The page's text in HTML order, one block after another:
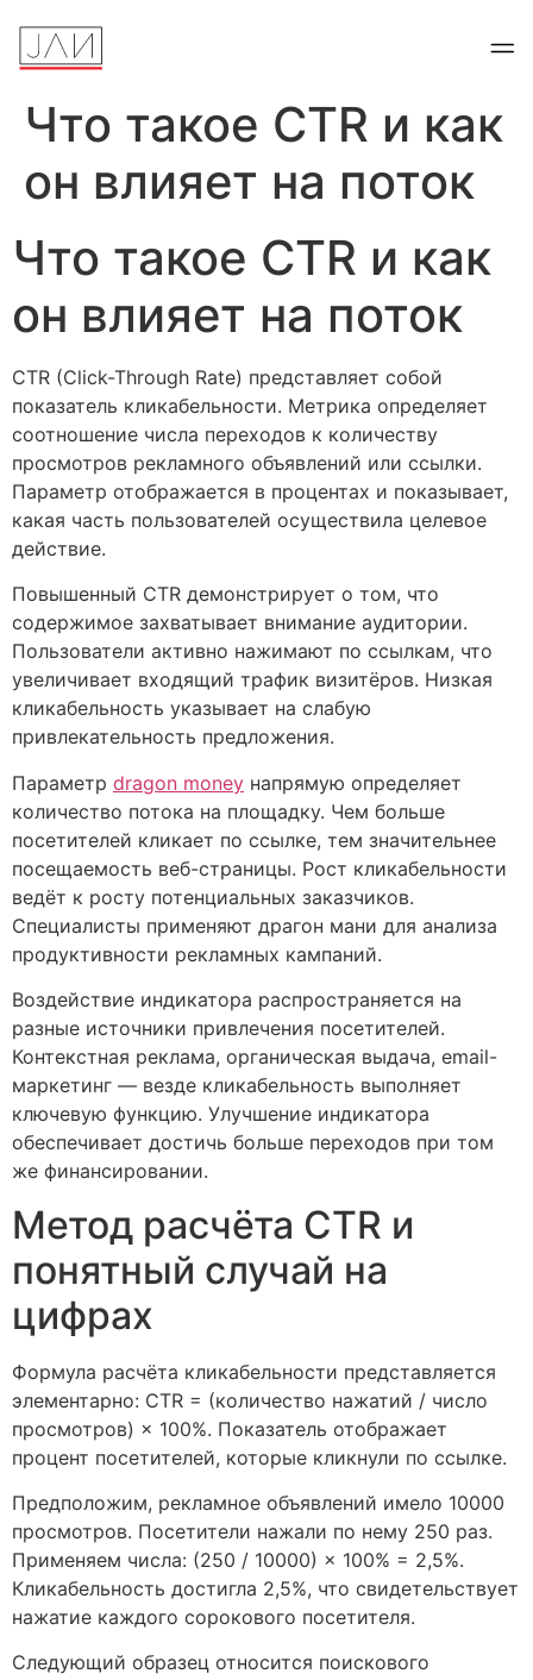
Что такое CTR и как
он влияет на поток
Что такое CTR и как
он влияет на поток
CTR (Click-Through Rate) представляет собой
показатель кликабельности. Метрика определяет
соотношение числа переходов к количеству
просмотров рекламного объявлений или ссылки.
Параметр отображается в процентах и показывает,
какая часть пользователей осуществила целевое
действие.
Повышенный CTR демонстрирует о том, что
содержимое захватывает внимание аудитории.
Пользователи активно нажимают по ссылкам, что
увеличивает входящий трафик визитёров. Низкая
кликабельность указывает на слабую
привлекательность предложения.
Параметр dragon money напрямую определяет
количество потока на площадку. Чем больше
посетителей кликает по ссылке, тем значительнее
посещаемость веб-страницы. Рост кликабельности
ведёт к росту потенциальных заказчиков.
Специалисты применяют драгон мани для анализа
продуктивности рекламных кампаний.
Воздействие индикатора распространяется на
разные источники привлечения посетителей.
Контекстная реклама, органическая выдача, email-
маркетинг — везде кликабельность выполняет
ключевую функцию. Улучшение индикатора
обеспечивает достичь больше переходов при том
же финансировании.
Метод расчёта CTR и
понятный случай на
цифрах
Формула расчёта кликабельности представляется
элементарно: CTR = (количество нажатий / число
просмотров) × 100%. Показатель отображает
процент посетителей, которые кликнули по ссылке.
Предположим, рекламное объявлений имело 10000
просмотров. Посетители нажали по нему 250 раз.
Применяем числа: (250 / 10000) × 100% = 2,5%.
Кликабельность достигла 2,5%, что свидетельствует
нажатие каждого сорокового посетителя.
Следующий образец относится поискового